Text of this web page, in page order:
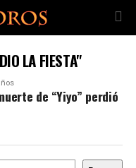
LA FIESTA"
de “Yiyo” perdió